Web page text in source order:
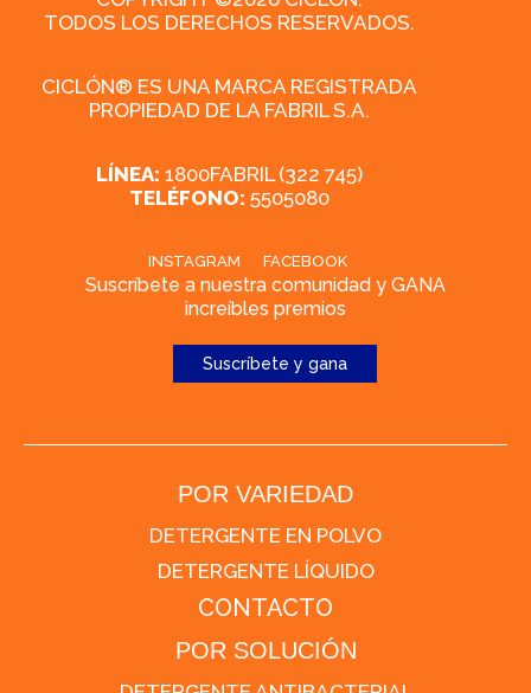
TODOS LOS DERECHOS RESERVADOS.
CICLÓN® ES UNA MARCA REGISTRADA
PROPIEDAD DE LA FABRIL S.A.
LÍNEA: 1800FABRIL (322 745)
TELÉFONO: 5505080
INSTAGRAM FACEBOOK
Suscríbete a nuestra comunidad y GANA
increíbles premios
Suscríbete y gana
POR VARIEDAD
DETERGENTE EN POLVO
DETERGENTE LÍQUIDO
CONTACTO
POR SOLUCIÓN